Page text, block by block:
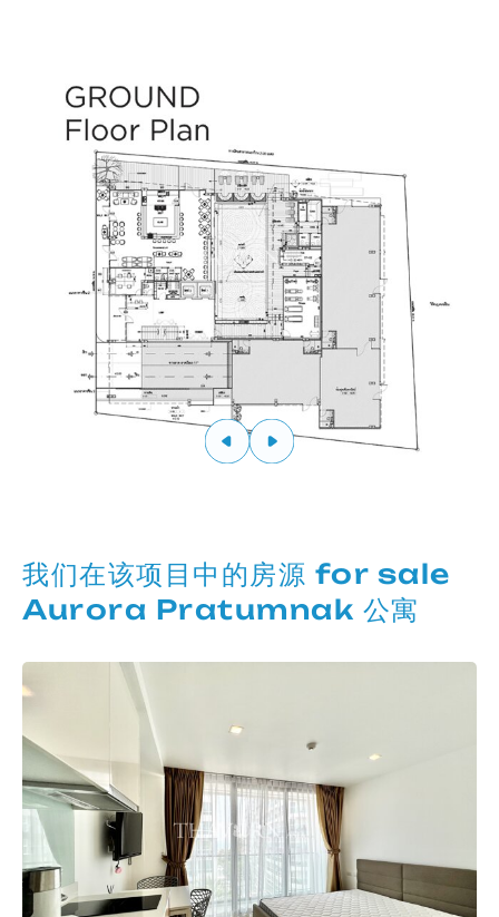
我们在该项目中的房源 for sale
Aurora Pratumnak 公寓